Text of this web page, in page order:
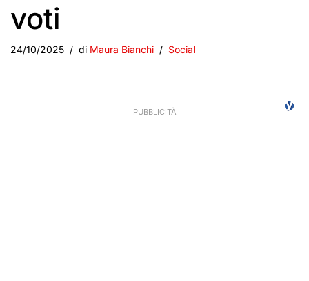
voti
24/10/2025 di Maura Bianchi Social